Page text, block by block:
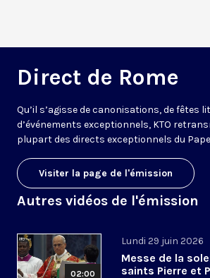
Direct de Rome
Qu’il s’agisse de canonisations, de fêtes
d’événements exceptionnels, KTO
plupart des directs exceptionnels du
Visiter la page de l'émission
Autres vidéos de l'émission
02:00
Lundi 29 juin 2026
Messe de la
saints Pierre et